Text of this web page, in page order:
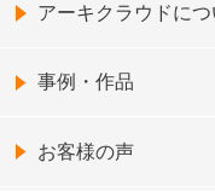
アーキクラウドにつ
事例・作品
お客様の声